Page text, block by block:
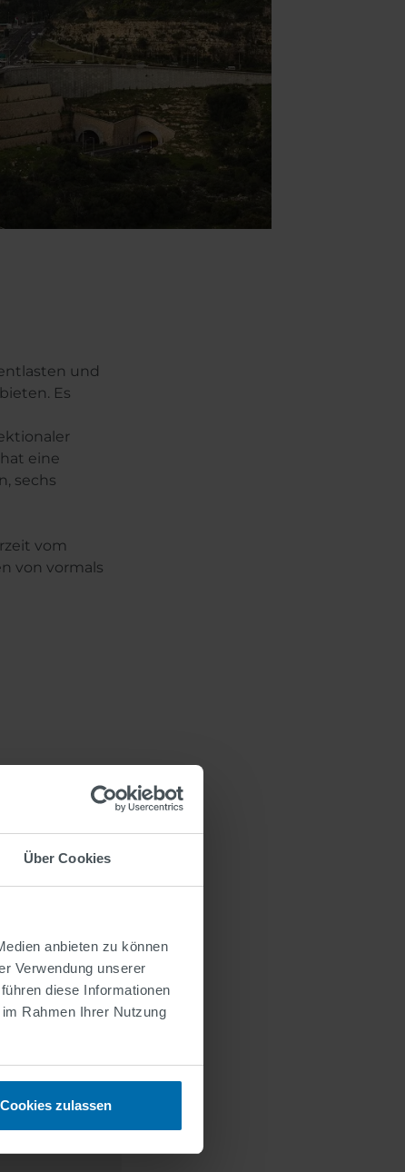
Über Cookies
anbieten zu können
Verwendung unserer
diese Informationen
Rahmen Ihrer Nutzung
Cookies zulassen
und
Es
eine
sechs
vom
von vormals
Software von
in
wie
nicht
Sicherheit